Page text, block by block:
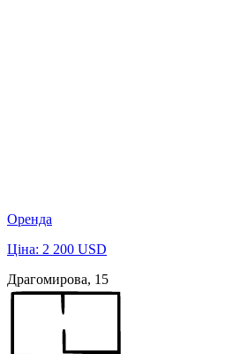
Оренда
Ціна: 2 200 USD
Драгомирова, 15